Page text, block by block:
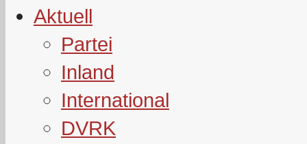
Aktuell
Partei
Inland
International
DVRK